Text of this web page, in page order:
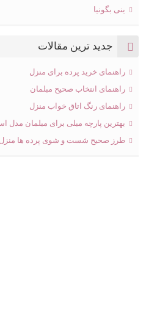
ینی بگونیا
جدید ترین مقالات
راهنمای خرید پرده برای منزل
راهنمای انتخاب صحیح مبلمان
راهنمای رنگ اتاق خواب منزل
بهترین پارچه مبلی برای مبلمان مدل
طرز صحیح شست و شوی پرده ها منزل